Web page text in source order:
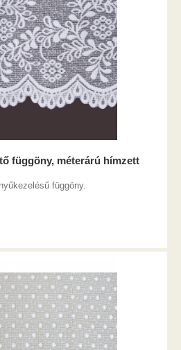
függöny, méterárú hímzett
függöny.